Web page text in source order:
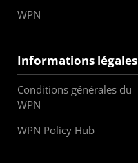
WPN
Informations légales
Conditions générales du
WPN
WPN Policy Hub